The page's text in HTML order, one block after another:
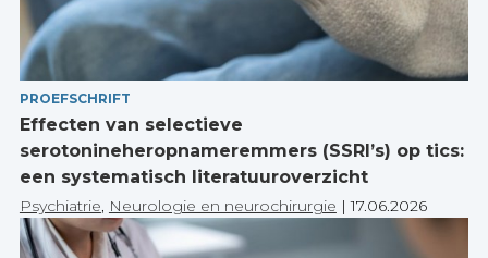
PROEFSCHRIFT
Effecten van selectieve
serotonineheropnameremmers (SSRI’s) op tics:
een systematisch literatuuroverzicht
Psychiatrie, Neurologie en neurochirurgie |17.06.2026